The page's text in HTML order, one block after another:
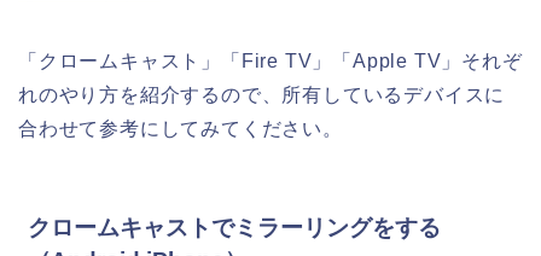
「クロームキャスト」「Fire TV」「Apple TV」それぞ
れのやり方を紹介するので、所有しているデバイスに
合わせて参考にしてみてください。
クロームキャストでミラーリングをする